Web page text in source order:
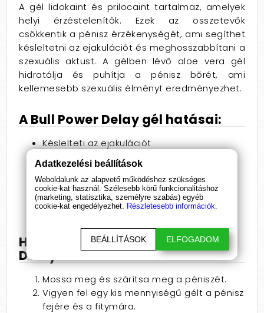
A gél lidokaint és prilocaint tartalmaz, amelyek
helyi érzéstelenítők. Ezek az összetevők
csökkentik a pénisz érzékenységét, ami segíthet
késleltetni az ejakulációt és meghosszabbítani a
szexuális aktust. A gélben lévő aloe vera gél
hidratálja és puhítja a pénisz bőrét, ami
kellemesebb szexuális élményt eredményezhet.
A Bull Power Delay gél hatásai:
Késlelteti az ejakulációt
Meghosszabbítja a szexuális aktust
Fokozza a szexuális kielégülést
Biztonságos és hatékony
Könnyen alkalmazható
Nem irritálja a bőrt
Használati utasítás a Bull Power
Delayhez:
Mossa meg és szárítsa meg a péniszét.
Vigyen fel egy kis mennyiségű gélt a pénisz
fejére és a fitymára.
Adatkezelési beállítások
Weboldalunk az alapvető működéshez szükséges
cookie-kat használ. Szélesebb körű funkcionalitáshoz
(marketing, statisztika, személyre szabás) egyéb
cookie-kat engedélyezhet. Részletesebb információk.
BEÁLLÍTÁSOK ELFOGADOM